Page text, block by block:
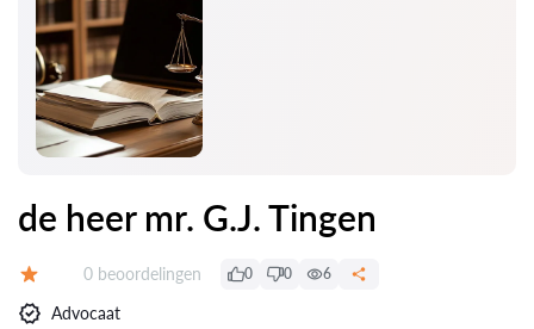
de heer mr. G.J. Tingen
Getuigenissen:
0 beoordelingen 0 0 6
Advocaat